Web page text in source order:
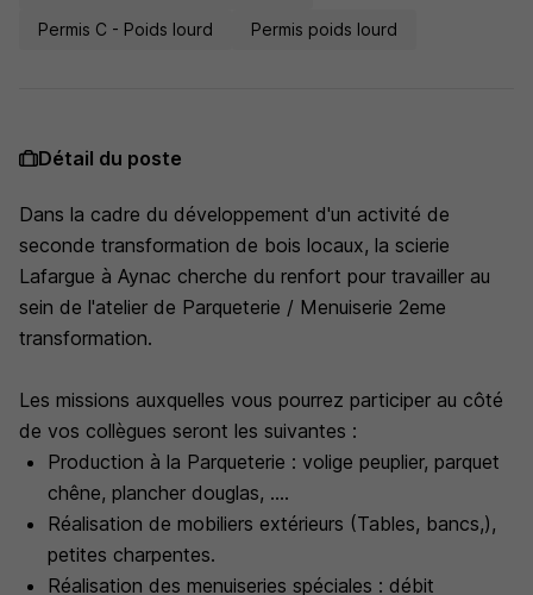
Permis C - Poids lourd
Permis poids lourd
Détail du poste
Dans la cadre du développement d'un activité de
seconde transformation de bois locaux, la scierie
Lafargue à Aynac cherche du renfort pour travailler au
sein de l'atelier de Parqueterie / Menuiserie 2eme
transformation.
Les missions auxquelles vous pourrez participer au côté
de vos collègues seront les suivantes :
Production à la Parqueterie : volige peuplier, parquet
chêne, plancher douglas, ....
Réalisation de mobiliers extérieurs (Tables, bancs,),
petites charpentes.
Réalisation des menuiseries spéciales : débit